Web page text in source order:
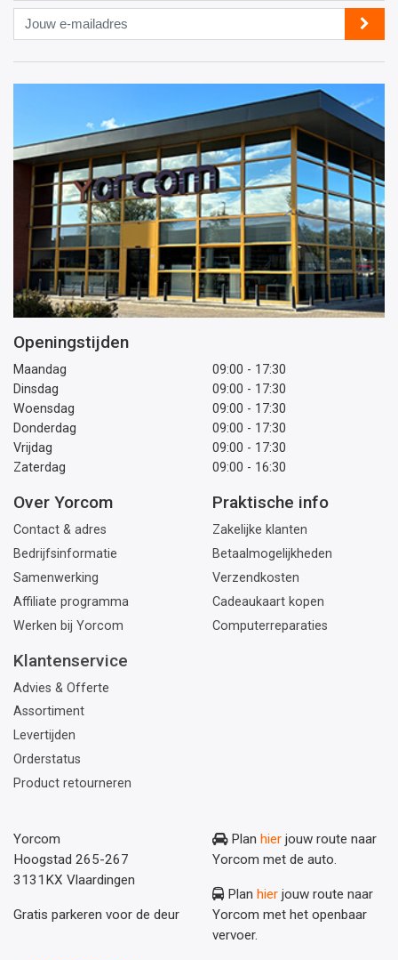
Jouw
e-
mailadres
Openingstijden
Maandag
09:00 - 17:30
Dinsdag
09:00 - 17:30
Woensdag
09:00 - 17:30
Donderdag
09:00 - 17:30
Vrijdag
09:00 - 17:30
Zaterdag
09:00 - 16:30
Over Yorcom
Contact & adres
Bedrijfsinformatie
Samenwerking
Affiliate programma
Werken bij Yorcom
Praktische info
Zakelijke klanten
Betaalmogelijkheden
Verzendkosten
Cadeaukaart kopen
Computerreparaties
Klantenservice
Advies & Offerte
Assortiment
Levertijden
Orderstatus
Product retourneren
Yorcom
Hoogstad 265-267
3131KX Vlaardingen
Gratis parkeren voor de deur
Plan hier jouw route naar
Yorcom met de auto.
Plan hier jouw route naar
Yorcom met het openbaar
vervoer.